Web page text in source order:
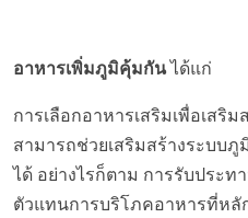
อาหารเพิ่มภูมิคุ้มกัน ได้แก่
การเลือกอาหารเสริมเพื่อเสริ
สามารถช่วยเสริมสร้างระบบ
ได้ อย่างไรก็ตาม การรับประท
ตัวแทนการบริโภคอาหารที่ห